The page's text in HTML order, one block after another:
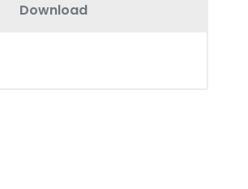
Download